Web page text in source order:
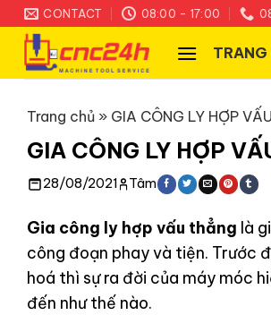
Skip
to
content
CONTACT 08:00 - 17:00
TRANG
Trang chủ » GIA CÔNG LY HỢP
GIA CÔNG LY HỢP
28/08/2021 Tâm
Gia công ly hợp vấu thẳng là
công đoạn phay và tiện. Trước
hoá thì sự ra đời của máy móc
đến như thế nào.